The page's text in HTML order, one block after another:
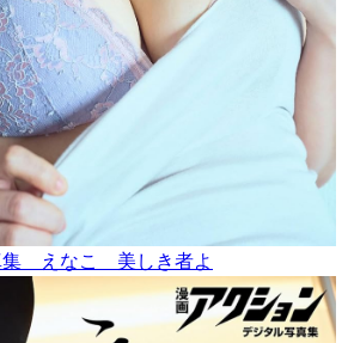
集 えなこ 美しき者よ